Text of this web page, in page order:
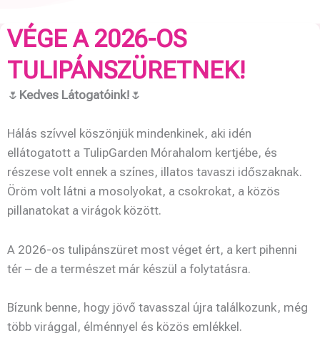
VÉGE A 2026-OS
TULIPÁNSZÜRETNEK!
🌷 Kedves Látogatóink! 🌷
Hálás szívvel köszönjük mindenkinek, aki idén
ellátogatott a TulipGarden Mórahalom kertjébe, és
részese volt ennek a színes, illatos tavaszi időszaknak.
Öröm volt látni a mosolyokat, a csokrokat, a közös
pillanatokat a virágok között.
A 2026-os tulipánszüret most véget ért, a kert pihenni
tér – de a természet már készül a folytatásra.
Bízunk benne, hogy jövő tavasszal újra találkozunk, még
több virággal, élménnyel és közös emlékkel.